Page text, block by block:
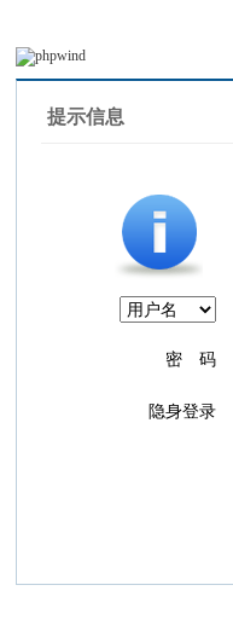
提示信息
密 码
隐身登录